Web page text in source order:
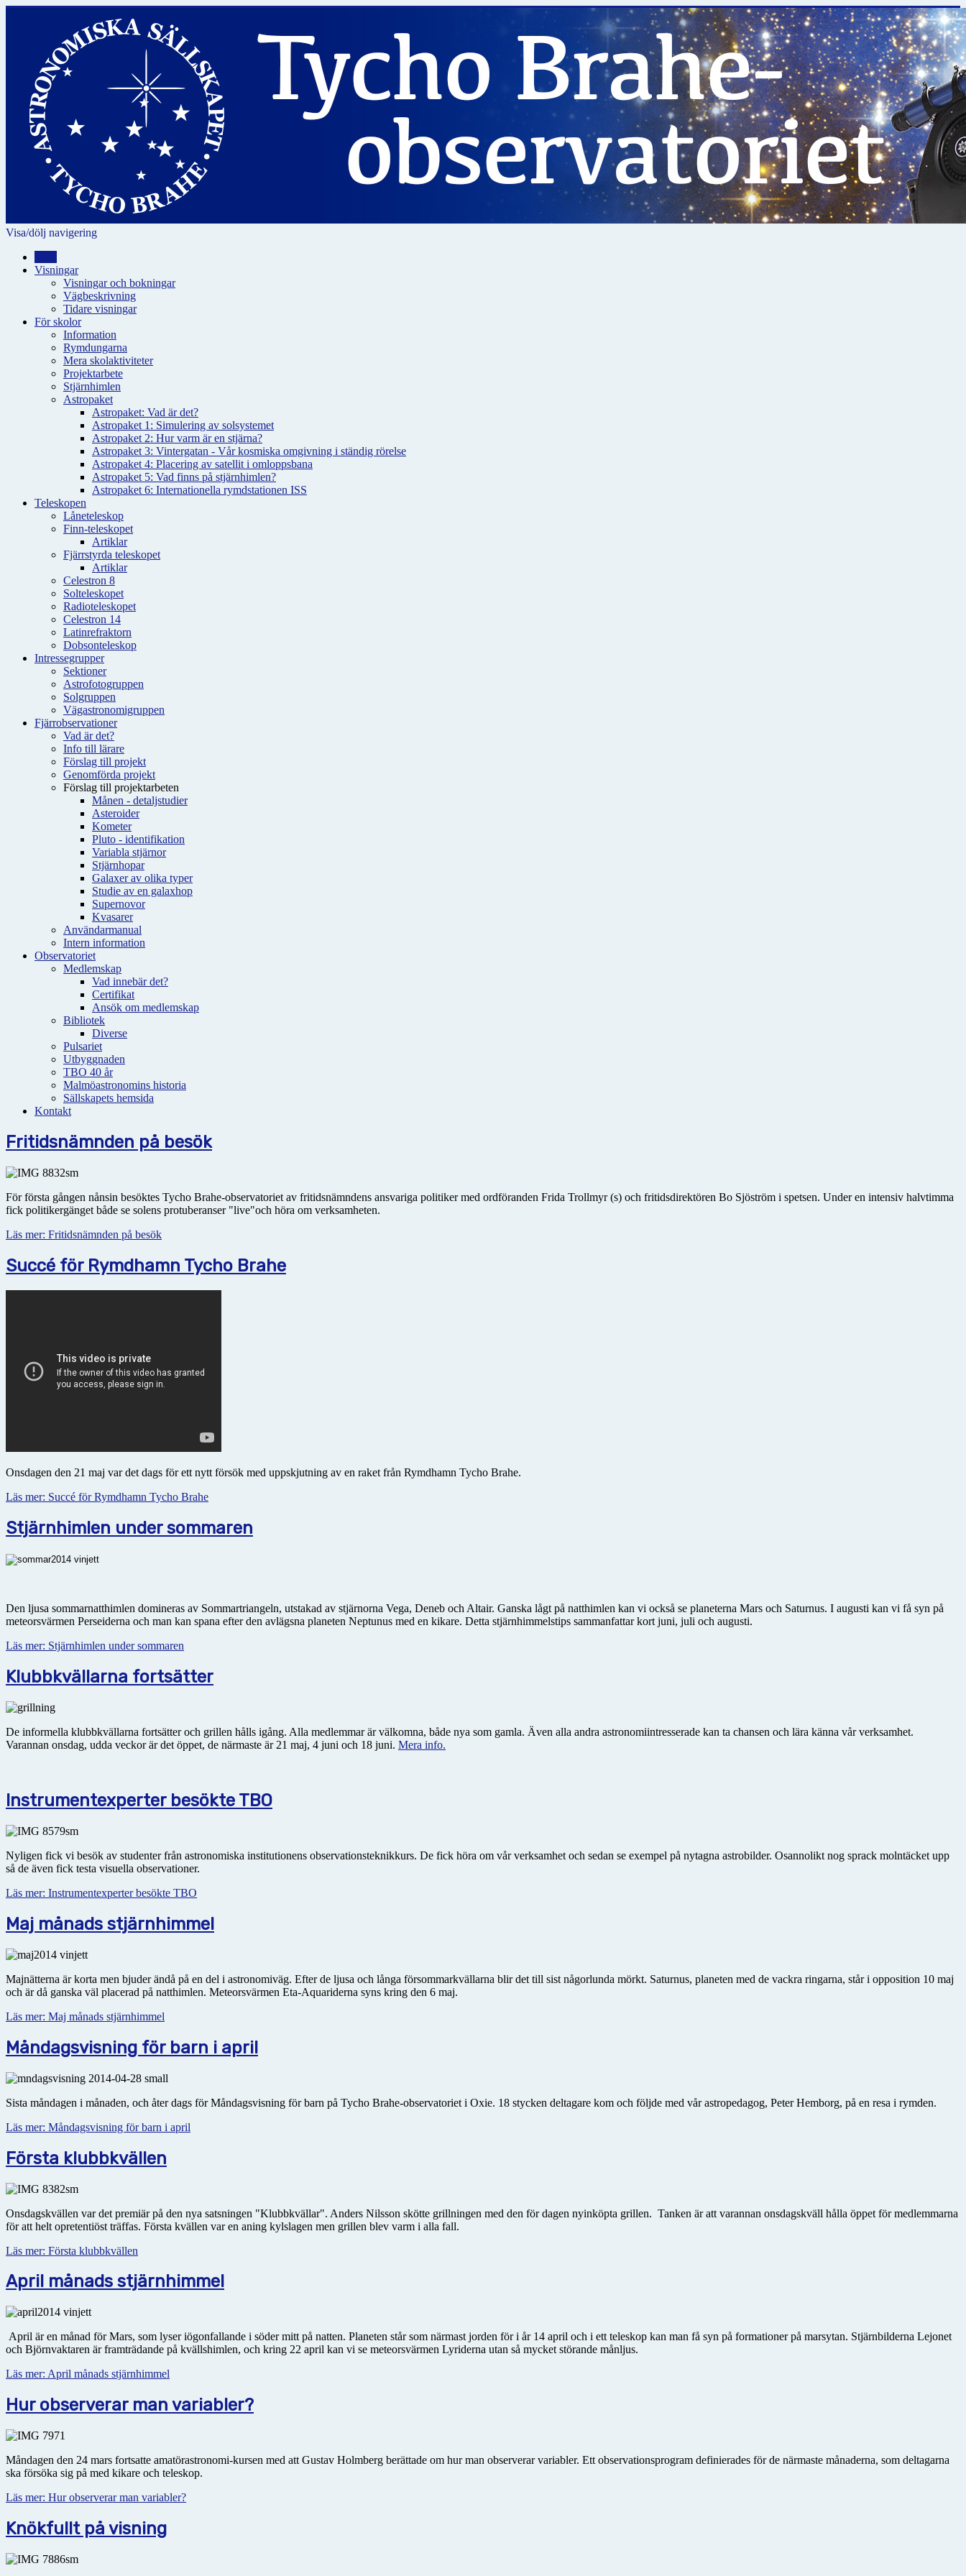
Visa/dölj navigering
Visningar
Visningar och bokningar
Vägbeskrivning
Tidare visningar
För skolor
Information
Rymdungarna
Mera skolaktiviteter
Projektarbete
Stjärnhimlen
Astropaket
Astropaket: Vad är det?
Astropaket 1: Simulering av solsystemet
Astropaket 2: Hur varm är en stjärna?
Astropaket 3: Vintergatan - Vår kosmiska omgivning i ständig rörelse
Astropaket 4: Placering av satellit i omloppsbana
Astropaket 5: Vad finns på stjärnhimlen?
Astropaket 6: Internationella rymdstationen ISS
Teleskopen
Låneteleskop
Finn-teleskopet
Artiklar
Fjärrstyrda teleskopet
Artiklar
Celestron 8
Solteleskopet
Radioteleskopet
Celestron 14
Latinrefraktorn
Dobsonteleskop
Intressegrupper
Sektioner
Astrofotogruppen
Solgruppen
Vägastronomigruppen
Fjärrobservationer
Vad är det?
Info till lärare
Förslag till projekt
Genomförda projekt
Förslag till projektarbeten
Månen - detaljstudier
Asteroider
Kometer
Pluto - identifikation
Variabla stjärnor
Stjärnhopar
Galaxer av olika typer
Studie av en galaxhop
Supernovor
Kvasarer
Användarmanual
Intern information
Observatoriet
Medlemskap
Vad innebär det?
Certifikat
Ansök om medlemskap
Bibliotek
Diverse
Pulsariet
Utbyggnaden
TBO 40 år
Malmöastronomins historia
Sällskapets hemsida
Kontakt
Fritidsnämnden på besök
För första gången nånsin besöktes Tycho Brahe-observatoriet av fritidsnämndens ansvariga politiker med ordföranden Frida Trollmyr (s) och fritidsdirektören Bo Sjöström i spetsen. Under en intensiv halvtimma
fick politikergänget både se solens protuberanser "live"och höra om verksamheten.
Läs mer: Fritidsnämnden på besök
Succé för Rymdhamn Tycho Brahe
Onsdagen den 21 maj var det dags för ett nytt försök med uppskjutning av en raket från Rymdhamn Tycho Brahe.
Läs mer: Succé för Rymdhamn Tycho Brahe
Stjärnhimlen under sommaren
Den ljusa sommarnatthimlen domineras av Sommartriangeln, utstakad av stjärnorna Vega, Deneb och Altair. Ganska lågt på natthimlen kan vi också se planeterna Mars och Saturnus. I augusti kan vi få syn på
meteorsvärmen Perseiderna och man kan spana efter den avlägsna planeten Neptunus med en kikare. Detta stjärnhimmelstips sammanfattar kort juni, juli och augusti.
Läs mer: Stjärnhimlen under sommaren
Klubbkvällarna fortsätter
De informella klubbkvällarna fortsätter och grillen hålls igång. Alla medlemmar är välkomna, både nya som gamla. Även alla andra astronomiintresserade kan ta chansen och lära känna vår verksamhet.
Varannan onsdag, udda veckor är det öppet, de närmaste är 21 maj, 4 juni och 18 juni. Mera info.
Instrumentexperter besökte TBO
Nyligen fick vi besök av studenter från astronomiska institutionens observationsteknikkurs. De fick höra om vår verksamhet och sedan se exempel på nytagna astrobilder. Osannolikt nog sprack molntäcket upp
så de även fick testa visuella observationer.
Läs mer: Instrumentexperter besökte TBO
Maj månads stjärnhimmel
Majnätterna är korta men bjuder ändå på en del i astronomiväg. Efter de ljusa och långa försommarkvällarna blir det till sist någorlunda mörkt. Saturnus, planeten med de vackra ringarna, står i opposition 10 maj
och är då ganska väl placerad på natthimlen. Meteorsvärmen Eta-Aquariderna syns kring den 6 maj.
Läs mer: Maj månads stjärnhimmel
Måndagsvisning för barn i april
Sista måndagen i månaden, och åter dags för Måndagsvisning för barn på Tycho Brahe-observatoriet i Oxie. 18 stycken deltagare kom och följde med vår astropedagog, Peter Hemborg, på en resa i rymden.
Läs mer: Måndagsvisning för barn i april
Första klubbkvällen
Onsdagskvällen var det premiär på den nya satsningen "Klubbkvällar". Anders Nilsson skötte grillningen med den för dagen nyinköpta grillen. Tanken är att varannan onsdagskväll hålla öppet för medlemmarna
för att helt opretentiöst träffas. Första kvällen var en aning kylslagen men grillen blev varm i alla fall.
Läs mer: Första klubbkvällen
April månads stjärnhimmel
April är en månad för Mars, som lyser iögonfallande i söder mitt på natten. Planeten står som närmast jorden för i år 14 april och i ett teleskop kan man få syn på formationer på marsytan. Stjärnbilderna Lejonet
och Björnvaktaren är framträdande på kvällshimlen, och kring 22 april kan vi se meteorsvärmen Lyriderna utan så mycket störande månljus.
Läs mer: April månads stjärnhimmel
Hur observerar man variabler?
Måndagen den 24 mars fortsatte amatörastronomi-kursen med att Gustav Holmberg berättade om hur man observerar variabler. Ett observationsprogram definierades för de närmaste månaderna, som deltagarna
ska försöka sig på med kikare och teleskop.
Läs mer: Hur observerar man variabler?
Knökfullt på visning